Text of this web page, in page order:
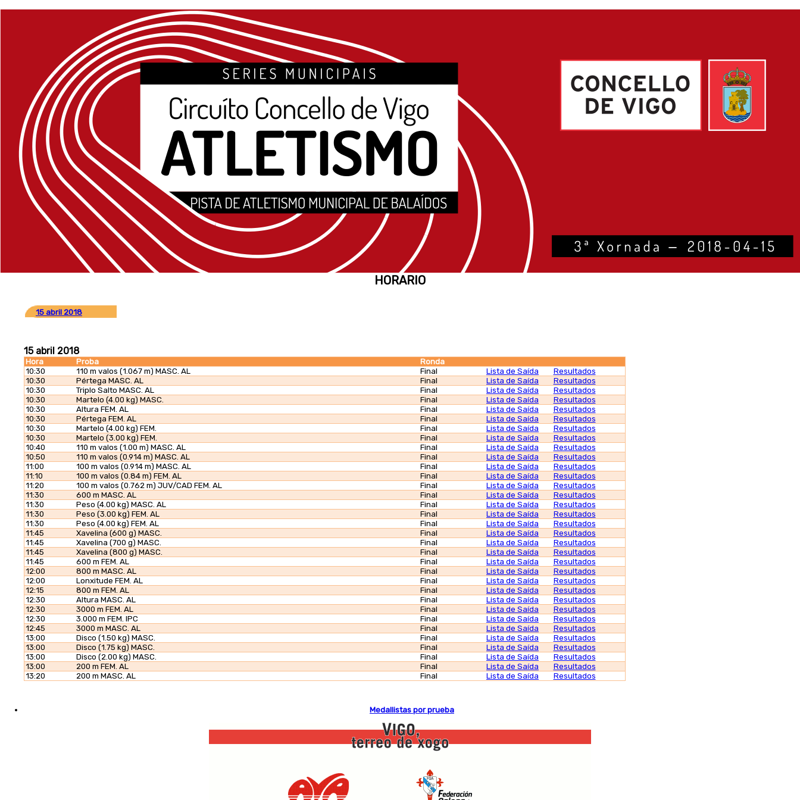
HORARIO
15 abril 2018
Hora Proba
Ronda
10:30
110 m valos (1.067 m) MASC. AL Final Lista de Saída
Resultados
10:30
Pértega MASC. AL Final Lista de Saída
Resultados
10:30
Triplo Salto MASC. AL Final Lista de Saída
Resultados
10:30
Martelo (4.00 kg) MASC. Final Lista de Saída
Resultados
10:30
Altura FEM. AL Final Lista de Saída
Resultados
10:30
Pértega FEM. AL Final Lista de Saída
Resultados
10:30
Martelo (4.00 kg) FEM. Final Lista de Saída
Resultados
10:30
Martelo (3.00 kg) FEM. Final Lista de Saída
Resultados
10:40
110 m valos (1.00 m) MASC. AL Final Lista de Saída
Resultados
10:50
110 m valos (0.914 m) MASC. AL Final Lista de Saída
Resultados
11:00
100 m valos (0.914 m) MASC. AL Final Lista de Saída
Resultados
11:10
100 m valos (0.84 m) FEM. AL Final Lista de Saída
Resultados
11:20
100 m valos (0.762 m) JUV/CAD FEM. AL Final Lista de Saída
Resultados
11:30
600 m MASC. AL Final Lista de Saída
Resultados
11:30
Peso (4.00 kg) MASC. AL Final Lista de Saída
Resultados
11:30
Peso (3.00 kg) FEM. AL Final Lista de Saída
Resultados
11:30
Peso (4.00 kg) FEM. AL Final Lista de Saída
Resultados
11:45
Xavelina (600 g) MASC. Final Lista de Saída
Resultados
11:45
Xavelina (700 g) MASC. Final Lista de Saída
Resultados
11:45
Xavelina (800 g) MASC. Final Lista de Saída
Resultados
11:45
600 m FEM. AL Final Lista de Saída
Resultados
12:00
800 m MASC. AL Final Lista de Saída
Resultados
12:00
Lonxitude FEM. AL Final Lista de Saída
Resultados
12:15
800 m FEM. AL Final Lista de Saída
Resultados
12:30
Altura MASC. AL Final Lista de Saída
Resultados
12:30
3000 m FEM. AL Final Lista de Saída
Resultados
12:30
3.000 m FEM. IPC Final Lista de Saída
Resultados
12:45
3000 m MASC. AL Final Lista de Saída
Resultados
13:00
Disco (1.50 kg) MASC. Final Lista de Saída
Resultados
13:00
Disco (1.75 kg) MASC. Final Lista de Saída
Resultados
13:00
Disco (2.00 kg) MASC. Final Lista de Saída
Resultados
13:00
200 m FEM. AL Final Lista de Saída
Resultados
13:20
200 m MASC. AL Final Lista de Saída Resultados
15 abril 2018
Medallistas por prueba